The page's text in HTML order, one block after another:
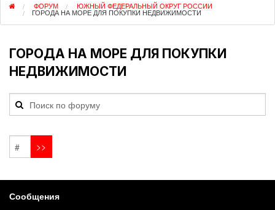
ФОРУМ ЮЖНЫЙ ФЕДЕРАЛЬНЫЙ ОКРУГ РОССИИ
ГОРОДА НА МОРЕ ДЛЯ ПОКУПКИ НЕДВИЖИМОСТИ
ГОРОДА НА МОРЕ ДЛЯ ПОКУПКИ
НЕДВИЖИМОСТИ
Сообщения